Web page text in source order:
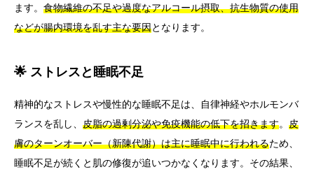
ます。 食物繊維の不足や過度なアルコール摂取、抗生物質の使用
などが腸内環境を乱す主な要因となります。
🌟 ストレスと睡眠不足
精神的なストレスや慢性的な睡眠不足は、自律神経やホルモンバ
ランスを乱し、 皮脂の過剰分泌や免疫機能の低下を招きます。 皮
膚のターンオーバー（新陳代謝）は主に睡眠中に行われるため、
睡眠不足が続くと肌の修復が追いつかなくなります。その結果、